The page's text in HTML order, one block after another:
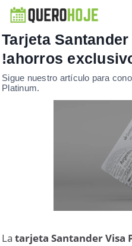
Tarjeta
!ahorros
Sigue nuestro artículo para
Platinum.
Latarjeta Santander Visa